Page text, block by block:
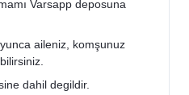
Varsapp deposuna
aileniz, komşunuz
dahil degildir.